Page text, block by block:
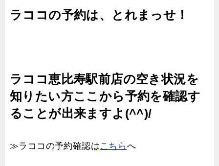
ラココの予約は、とれまっせ！
ラココ恵比寿駅前店の空き状況を
知りたい方ここから予約を確認す
ることが出来ますよ(^^)/
≫ラココの予約確認はこちらへ